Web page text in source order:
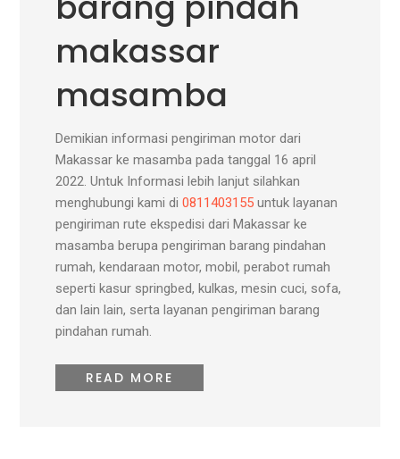
makassar
masamba
Demikian informasi pengiriman motor dari
Makassar ke masamba pada tanggal 16 april
2022. Untuk Informasi lebih lanjut silahkan
menghubungi kami di0811403155 untuk layanan
pengiriman rute ekspedisi dari Makassar ke
masamba berupa pengiriman barang pindahan
rumah, kendaraan motor, mobil, perabot rumah
seperti kasur springbed, kulkas, mesin cuci, sofa,
dan lain lain, serta layanan pengiriman barang
pindahan rumah.
READ MORE